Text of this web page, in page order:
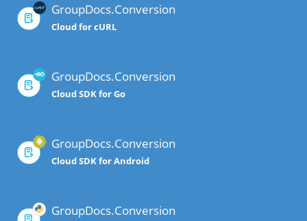
GroupDocs.Conversion
Cloud for cURL
GroupDocs.Conversion
Cloud SDK for Go
GroupDocs.Conversion
Cloud SDK for Android
GroupDocs.Conversion